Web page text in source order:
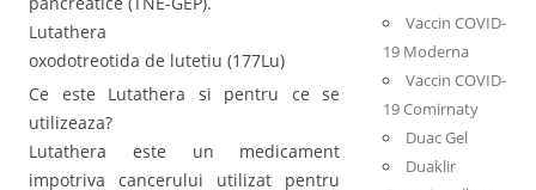
Lutathera
oxodotreotida de lutetiu (177Lu)
Ce este Lutathera si pentru ce se
utilizeaza?
Lutathera este un medicament
impotriva cancerului utilizat pentru
Vaccin COVID-
19 Moderna
Vaccin COVID-
19 Comirnaty
Duac Gel
Duaklir